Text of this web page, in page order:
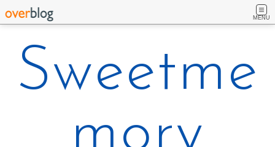
MENU
Sweetme
mory